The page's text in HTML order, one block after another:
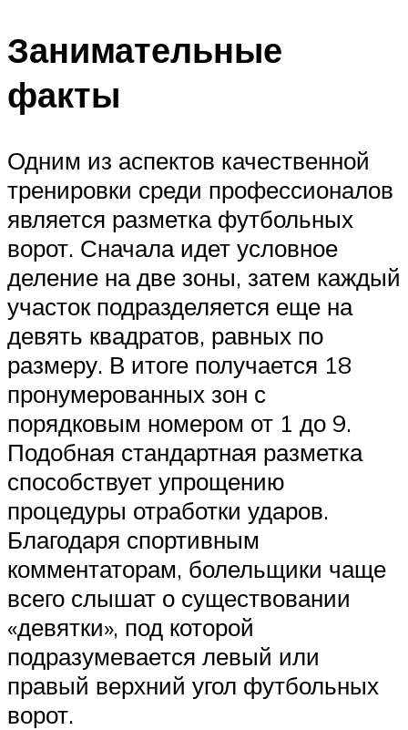
Занимательные
факты
Одним из аспектов качественной
тренировки среди профессионалов
является разметка футбольных
ворот. Сначала идет условное
деление на две зоны, затем каждый
участок подразделяется еще на
девять квадратов, равных по
размеру. В итоге получается 18
пронумерованных зон с
порядковым номером от 1 до 9.
Подобная стандартная разметка
способствует упрощению
процедуры отработки ударов.
Благодаря спортивным
комментаторам, болельщики чаще
всего слышат о существовании
«девятки», под которой
подразумевается левый или
правый верхний угол футбольных
ворот.